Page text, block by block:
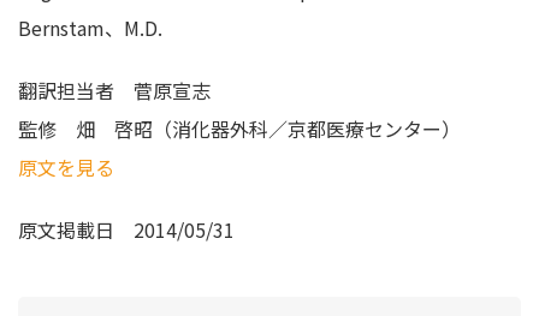
Bernstam、M.D.
翻訳担当者 菅原宣志
監修 畑 啓昭（消化器外科／京都医療センター）
原文を見る
原文掲載日 2014/05/31